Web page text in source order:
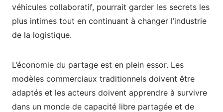
véhicules collaboratif, pourrait garder les secrets les
plus intimes tout en continuant à changer l’industrie
de la logistique.
L’économie du partage est en plein essor. Les
modèles commerciaux traditionnels doivent être
adaptés et les acteurs doivent apprendre à survivre
dans un monde de capacité libre partagée et de